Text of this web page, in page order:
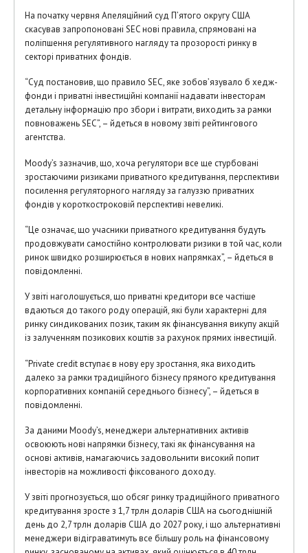
На початку червня Апеляційний суд П’ятого округу США
скасував запропоновані SEC нові правила, спрямовані на
поліпшення регулятивного нагляду та прозорості ринку в
секторі приватних фондів.
“Суд постановив, що правило SEC, яке зобов’язувало б хедж-
фонди і приватні інвестиційні компанії надавати інвесторам
детальну інформацію про збори і витрати, виходить за рамки
повноважень SEC”, – йдеться в новому звіті рейтингового
агентства.
Moody’s зазначив, що, хоча регулятори все ще стурбовані
зростаючими ризиками приватного кредитування, перспективи
посилення регуляторного нагляду за галуззю приватних
фондів у короткостроковій перспективі невеликі.
“Це означає, що учасники приватного кредитування будуть
продовжувати самостійно контролювати ризики в той час, коли
ринок швидко розширюється в нових напрямках”, – йдеться в
повідомленні.
У звіті наголошується, що приватні кредитори все частіше
вдаються до такого роду операцій, які були характерні для
ринку синдикованих позик, таким як фінансування викупу акцій
із залученням позикових коштів за рахунок прямих інвестицій.
“Private credit вступає в нову еру зростання, яка виходить
далеко за рамки традиційного бізнесу прямого кредитування
корпоративних компаній середнього бізнесу”, – йдеться в
повідомленні.
За даними Moody’s, менеджери альтернативних активів
освоюють нові напрямки бізнесу, такі як фінансування на
основі активів, намагаючись задовольнити високий попит
інвесторів на можливості фіксованого доходу.
У звіті прогнозується, що обсяг ринку традиційного приватного
кредитування зросте з 1,7 трлн доларів США на сьогоднішній
день до 2,7 трлн доларів США до 2027 року, і що альтернативні
менеджери відіграватимуть все більшу роль на фінансовому